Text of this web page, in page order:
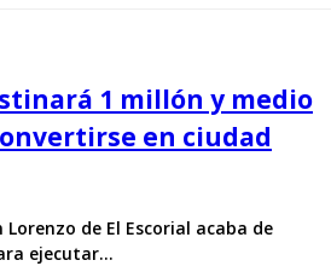
1 millón y medio
en ciudad
de El Escorial acaba de
ejecutar…